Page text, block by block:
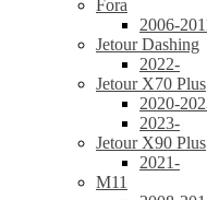
Fora
2006-
Jetour Dashing
2022-
Jetour X70 Plus
2020-
2023-
Jetour X90 Plus
2021-
M11